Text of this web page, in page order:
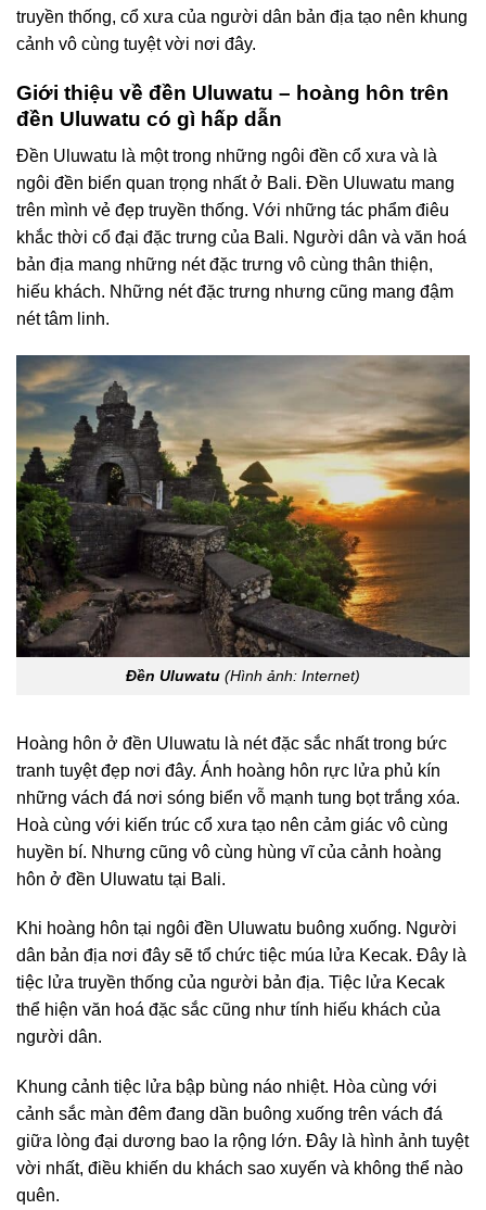
truyền thống, cổ xưa của người dân bản địa tạo nên khung
cảnh vô cùng tuyệt vời nơi đây.
Giới thiệu về đền Uluwatu – hoàng hôn trên
đền Uluwatu có gì hấp dẫn
Đền Uluwatu là một trong những ngôi đền cổ xưa và là
ngôi đền biển quan trọng nhất ở Bali. Đền Uluwatu mang
trên mình vẻ đẹp truyền thống. Với những tác phẩm điêu
khắc thời cổ đại đặc trưng của Bali. Người dân và văn hoá
bản địa mang những nét đặc trưng vô cùng thân thiện,
hiếu khách. Những nét đặc trưng nhưng cũng mang đậm
nét tâm linh.
Đền Uluwatu (Hình ảnh: Internet)
Hoàng hôn ở đền Uluwatu là nét đặc sắc nhất trong bức
tranh tuyệt đẹp nơi đây. Ánh hoàng hôn rực lửa phủ kín
những vách đá nơi sóng biển vỗ mạnh tung bọt trắng xóa.
Hoà cùng với kiến trúc cổ xưa tạo nên cảm giác vô cùng
huyền bí. Nhưng cũng vô cùng hùng vĩ của cảnh hoàng
hôn ở đền Uluwatu tại Bali.
Khi hoàng hôn tại ngôi đền Uluwatu buông xuống. Người
dân bản địa nơi đây sẽ tổ chức tiệc múa lửa Kecak. Đây là
tiệc lửa truyền thống của người bản địa. Tiệc lửa Kecak
thể hiện văn hoá đặc sắc cũng như tính hiếu khách của
người dân.
Khung cảnh tiệc lửa bập bùng náo nhiệt. Hòa cùng với
cảnh sắc màn đêm đang dần buông xuống trên vách đá
giữa lòng đại dương bao la rộng lớn. Đây là hình ảnh tuyệt
vời nhất, điều khiến du khách sao xuyến và không thể nào
quên.